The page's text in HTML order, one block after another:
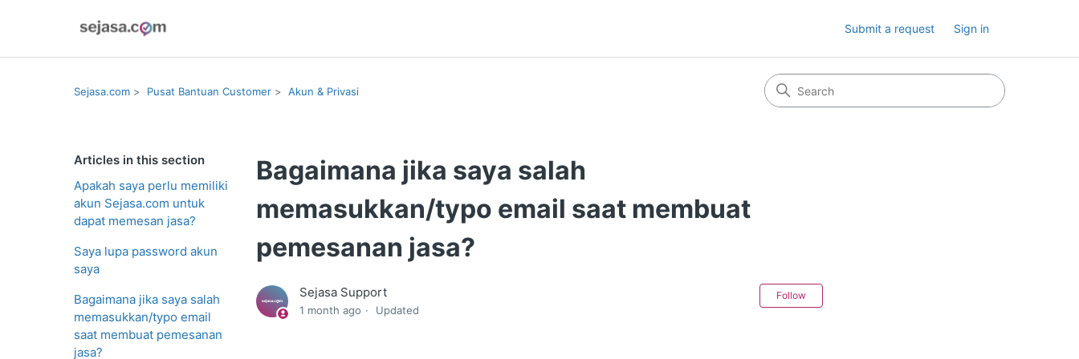
Submit a request Sign in
Sejasa.com Pusat Bantuan Customer Akun & Privasi
Articles in this section
Apakah saya perlu memiliki
akun Sejasa.com untuk
dapat memesan jasa?
Saya lupa password akun
saya
Bagaimana jika saya salah
memasukkan/typo email
saat membuat pemesanan
jasa?
Bagaimana jika saya salah
memasukkan/typo email saat membuat
pemesanan jasa?
Sejasa Support
1 month ago Updated
Follow